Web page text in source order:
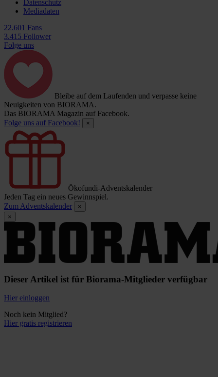
Datenschutz
Mediadaten
22.601 Fans
3.415 Follower
Folge uns
Bleibe auf dem Laufenden und verpasse keine
Neuigkeiten von BIORAMA.
Das BIORAMA Magazin auf Facebook.
Folge uns auf Facebook!
×
Ökofundi-Adventskalender
Jeden Tag ein neues Gewinnspiel.
Zum Adventskalender
×
×
Dieser Artikel ist für Biorama-Mitglieder verfügbar
Hier einloggen
Noch kein Mitglied?
Hier gratis registrieren